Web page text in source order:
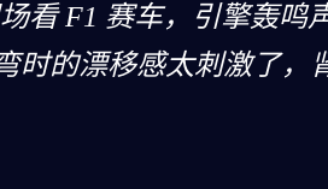
看 F1 赛车，引擎轰鸣
时的漂移感太刺激了